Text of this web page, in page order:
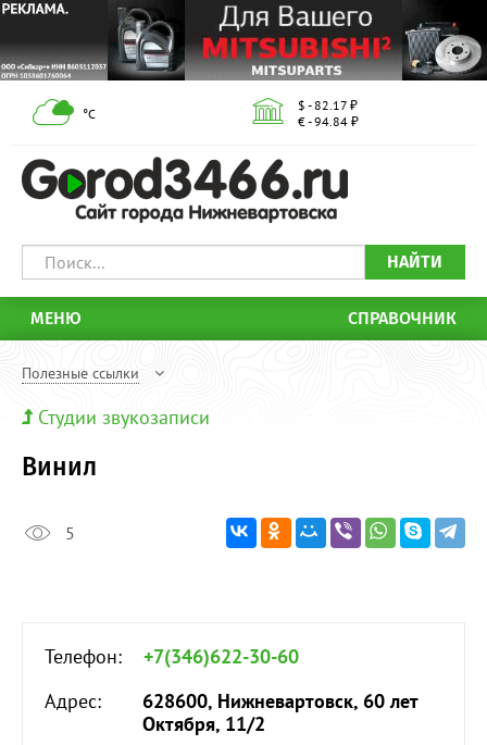
°С
$ - 82.17 ₽
€ - 94.84 ₽
НАЙТИ
МЕНЮ СПРАВОЧНИК
Полезные ссылки
Студии звукозаписи
Винил
5
Телефон:
+7(346)622-30-60
Адрес:
628600, Нижневартовск, 60 лет
Октября, 11/2